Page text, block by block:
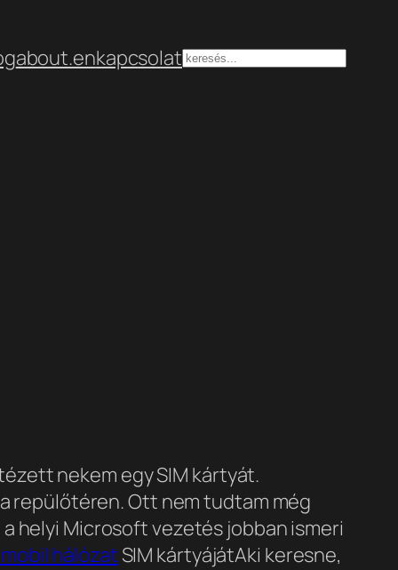
about.enkapcsolatKeresés
nekem egy SIM kártyát.
repülőtéren. Ott nem tudtam még
helyi Microsoft vezetés jobban ismeri
hálózat SIM kártyájátAki keresne,